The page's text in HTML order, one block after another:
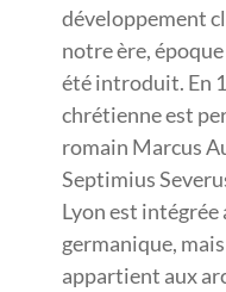
développement
notre ère,
été introduit. En
chrétienne est
romain Marcus
Septimius
Lyon est
germanique,
appartient aux